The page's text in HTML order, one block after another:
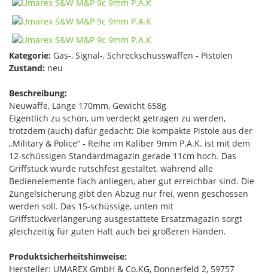
Kategorie: Gas-, Signal-, Schreckschusswaffen - Pistolen
Zustand: neu
Beschreibung:
Neuwaffe, Länge 170mm, Gewicht 658g
Eigentlich zu schön, um verdeckt getragen zu werden,
trotzdem (auch) dafür gedacht: Die kompakte Pistole aus der
„Military & Police“ - Reihe im Kaliber 9mm P.A.K. ist mit dem
12-schüssigen Standardmagazin gerade 11cm hoch. Das
Griffstück wurde rutschfest gestaltet, während alle
Bedienelemente flach anliegen, aber gut erreichbar sind. Die
Züngelsicherung gibt den Abzug nur frei, wenn geschossen
werden soll. Das 15-schüssige, unten mit
Griffstückverlängerung ausgestattete Ersatzmagazin sorgt
gleichzeitig für guten Halt auch bei größeren Händen.
Produktsicherheitshinweise:
Hersteller: UMAREX GmbH & Co.KG, Donnerfeld 2, 59757